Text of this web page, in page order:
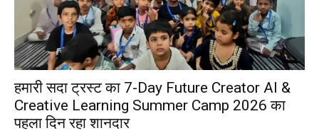
हमारी सदा ट्रस्ट का 7-Day Future Creator AI &
Creative Learning Summer Camp 2026 का
पहला दिन रहा शानदार